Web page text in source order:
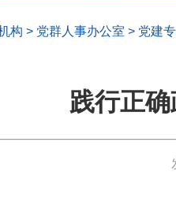
构 > 党群人事办公室 > 党建
践行正确